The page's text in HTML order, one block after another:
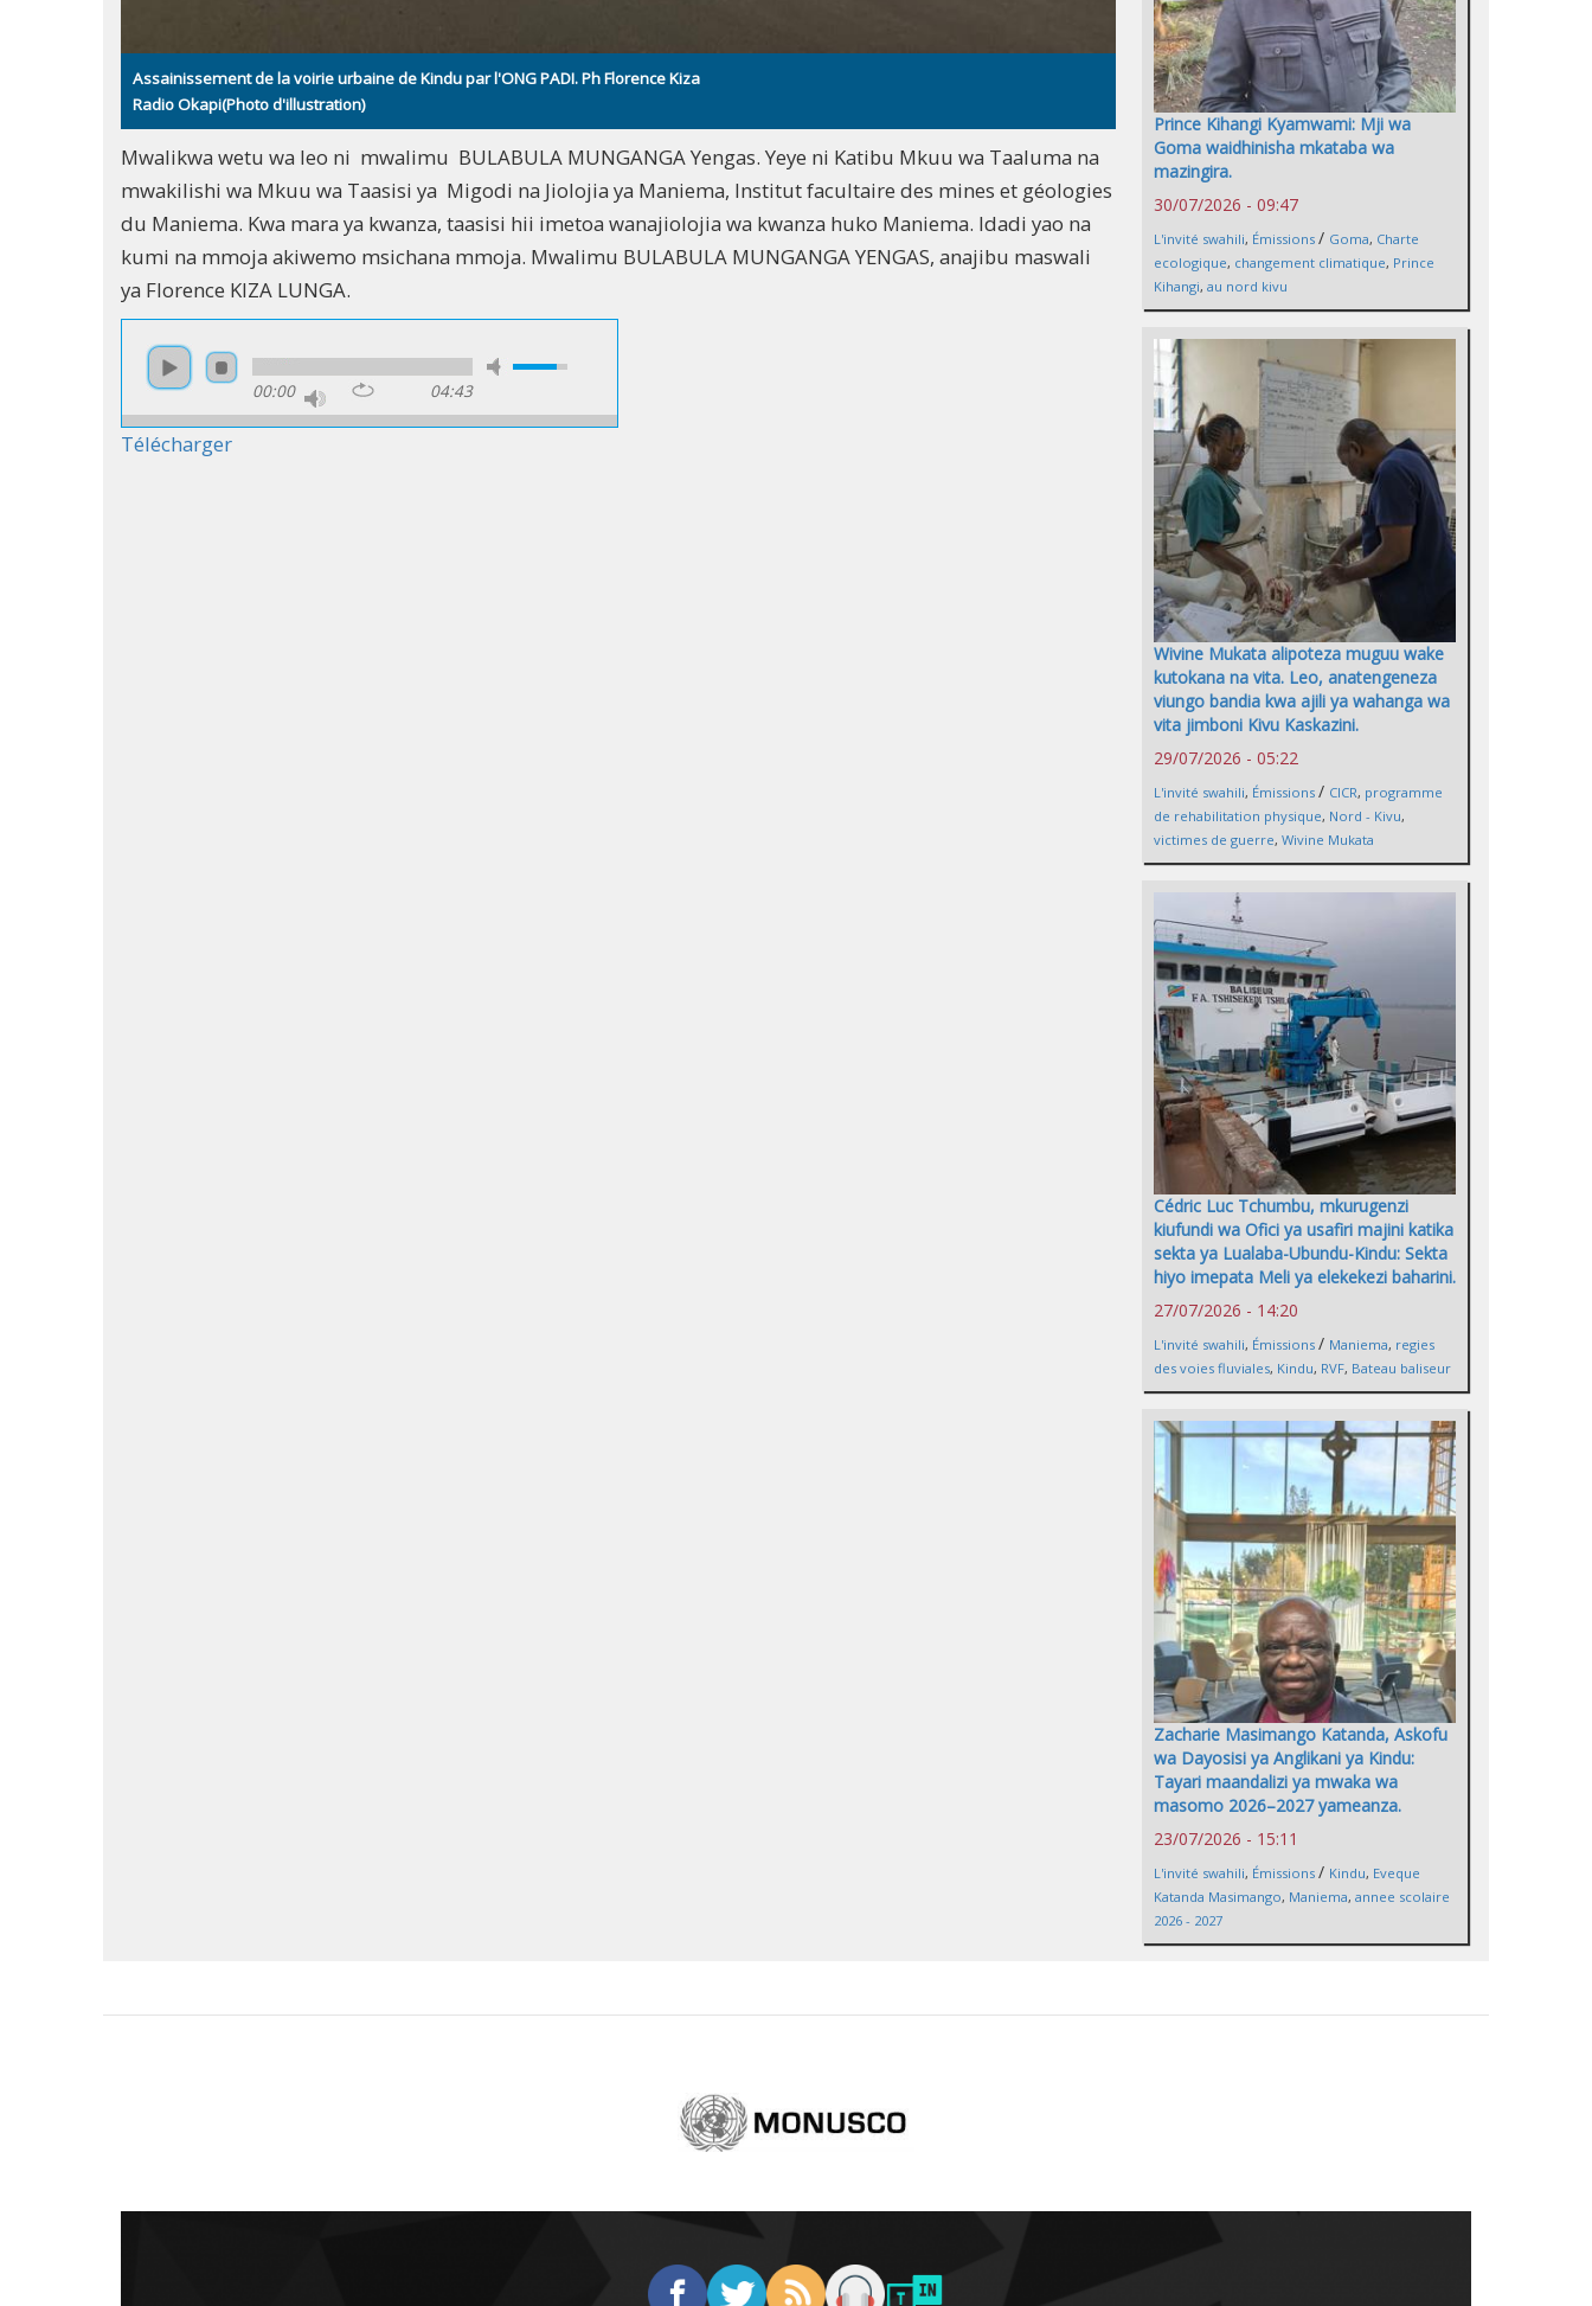
Assainissement de la voirie urbaine de Kindu par l'ONG PADI. Ph Florence Kiza
Radio Okapi(Photo d'illustration)
Mwalikwa wetu wa leo ni mwalimu BULABULA MUNGANGA Yengas. Yeye ni Katibu Mkuu wa Taaluma na
mwakilishi wa Mkuu wa Taasisi ya Migodi na Jiolojia ya Maniema, Institut facultaire des mines et géologies
du Maniema. Kwa mara ya kwanza, taasisi hii imetoa wanajiolojia wa kwanza huko Maniema. Idadi yao na
kumi na mmoja akiwemo msichana mmoja. Mwalimu BULABULA MUNGANGA YENGAS, anajibu maswali
ya Florence KIZA LUNGA.
00:00 04:43
Télécharger
Prince Kihangi Kyamwami: Mji wa
Goma waidhinisha mkataba wa
mazingira.
30/07/2026 - 09:47
L'invité swahili, Émissions / Goma, Charte
ecologique, changement climatique, Prince
Kihangi, au nord kivu
Wivine Mukata alipoteza muguu wake
kutokana na vita. Leo, anatengeneza
viungo bandia kwa ajili ya wahanga wa
vita jimboni Kivu Kaskazini.
29/07/2026 - 05:22
L'invité swahili, Émissions / CICR, programme
de rehabilitation physique, Nord - Kivu,
victimes de guerre, Wivine Mukata
Cédric Luc Tchumbu, mkurugenzi
kiufundi wa Ofici ya usafiri majini katika
sekta ya Lualaba-Ubundu-Kindu: Sekta
hiyo imepata Meli ya elekekezi baharini.
27/07/2026 - 14:20
L'invité swahili, Émissions / Maniema, regies
des voies fluviales, Kindu, RVF, Bateau baliseur
Zacharie Masimango Katanda, Askofu
wa Dayosisi ya Anglikani ya Kindu:
Tayari maandalizi ya mwaka wa
masomo 2026–2027 yameanza.
23/07/2026 - 15:11
L'invité swahili, Émissions / Kindu, Eveque
Katanda Masimango, Maniema, annee scolaire
2026 - 2027